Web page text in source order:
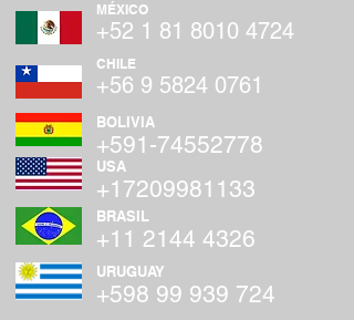
MÉXICO
+52 1 81 8010 4724
CHILE
+56 9 5824 0761
BOLIVIA
+591-74552778
USA
+17209981133
BRASIL
+11 2144 4326
URUGUAY
+598 99 939 724